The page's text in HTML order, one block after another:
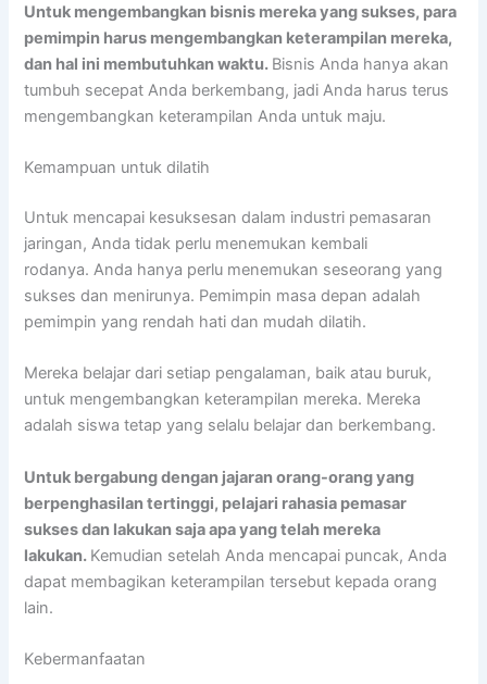
Untuk mengembangkan bisnis mereka yang sukses, para
pemimpin harus mengembangkan keterampilan mereka,
dan hal ini membutuhkan waktu. Bisnis Anda hanya akan
tumbuh secepat Anda berkembang, jadi Anda harus terus
mengembangkan keterampilan Anda untuk maju.
Kemampuan untuk dilatih
Untuk mencapai kesuksesan dalam industri pemasaran
jaringan, Anda tidak perlu menemukan kembali
rodanya. Anda hanya perlu menemukan seseorang yang
sukses dan menirunya. Pemimpin masa depan adalah
pemimpin yang rendah hati dan mudah dilatih.
Mereka belajar dari setiap pengalaman, baik atau buruk,
untuk mengembangkan keterampilan mereka. Mereka
adalah siswa tetap yang selalu belajar dan berkembang.
Untuk bergabung dengan jajaran orang-orang yang
berpenghasilan tertinggi, pelajari rahasia pemasar
sukses dan lakukan saja apa yang telah mereka
lakukan. Kemudian setelah Anda mencapai puncak, Anda
dapat membagikan keterampilan tersebut kepada orang
lain.
Kebermanfaatan